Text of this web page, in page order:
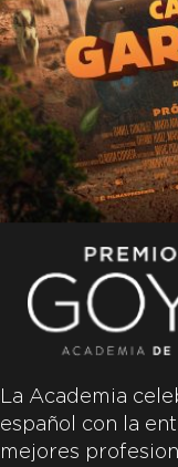
La Academia
español con la
mejores